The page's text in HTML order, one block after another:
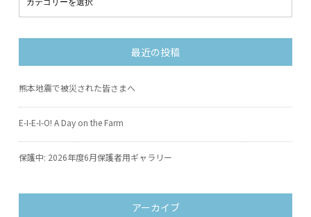
最近の投稿
熊本地震で被災された皆さまへ
E-I-E-I-O! A Day on the Farm
保護中: 2026年度6月保護者用ギャラリー
アーカイブ